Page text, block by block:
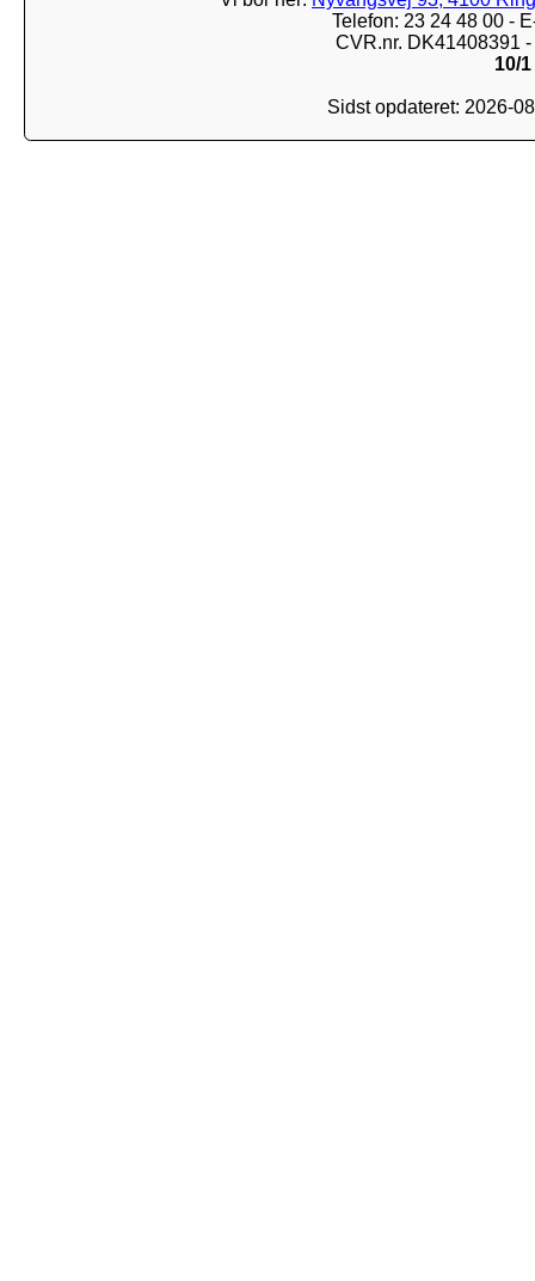
Telefon: 23 24 48 00 -
CVR.nr. DK41408391
10/1
Sidst opdateret: 2026-